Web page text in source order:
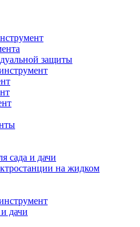
защиты
сада и дачи
на жидком
дачи